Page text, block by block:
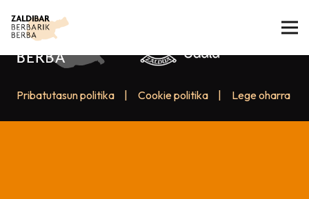
Pribatutasun politika Cookie politika Lege oharra